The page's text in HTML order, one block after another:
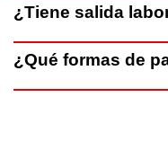
¿Tiene salida
¿Qué formas de